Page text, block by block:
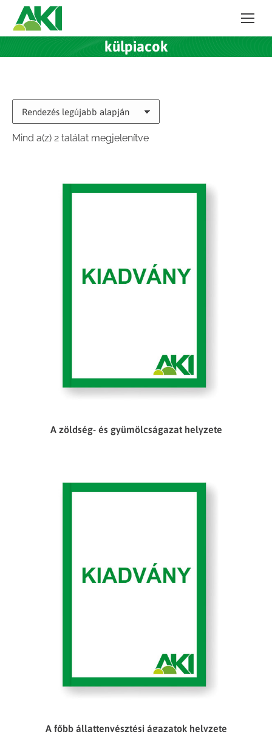
külpiacok
Mind a(z) 2 találat megjelenítveSorted
A zöldség- és gyümölcságazat helyzete
A főbb állattenyésztési ágazatok helyzete